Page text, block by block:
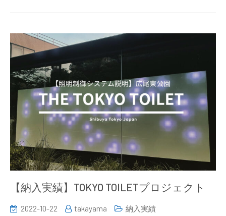
【納入実績】TOKYO TOILETプロジェクト
2022-10-22 takayama 納入実績